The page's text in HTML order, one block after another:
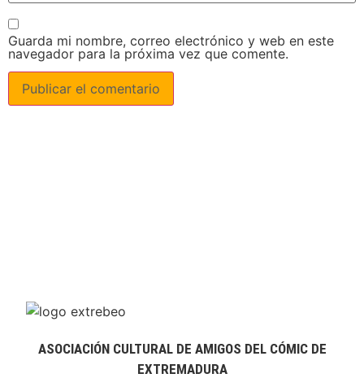
Guarda mi nombre, correo electrónico y web en este
navegador para la próxima vez que comente.
ASOCIACIÓN CULTURAL DE AMIGOS DEL CÓMIC DE
EXTREMADURA